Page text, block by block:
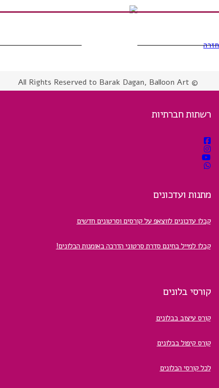
חזרה
© All Rights Reserved to Barak Dagan, Balloon Art
רשתות חברתיות
מתנות ועדכונים
קבלו עדכונים לווצאפ על קורסים וסרטונים חדשים
קבלו למייל בחינם סדרת סרטוני הדרכה באומנות הבלונים!
קורסי בלונים
קורס עיצוב בבלונים
קורס קיפול בבלונים
לכל קורסי הבלונים